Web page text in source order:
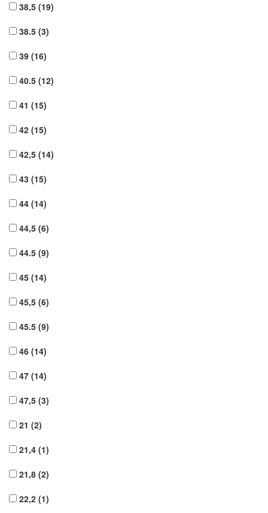
38,5 (19)
38.5 (3)
39 (16)
40.5 (12)
41 (15)
42 (15)
42,5 (14)
43 (15)
44 (14)
44,5 (6)
44.5 (9)
45 (14)
45,5 (6)
45.5 (9)
46 (14)
47 (14)
47,5 (3)
21 (2)
21,4 (1)
21,8 (2)
22,2 (1)